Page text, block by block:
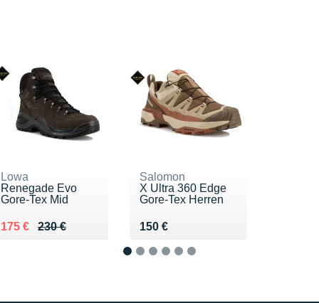
Lowa
Renegade Evo
Gore-Tex Mid
230 €
Au lieu de 230 €
175 €
Vendu 175 €
Salomon
X Ultra 360 Edge
Gore-Tex Herren
150 €
Vendu 150 €